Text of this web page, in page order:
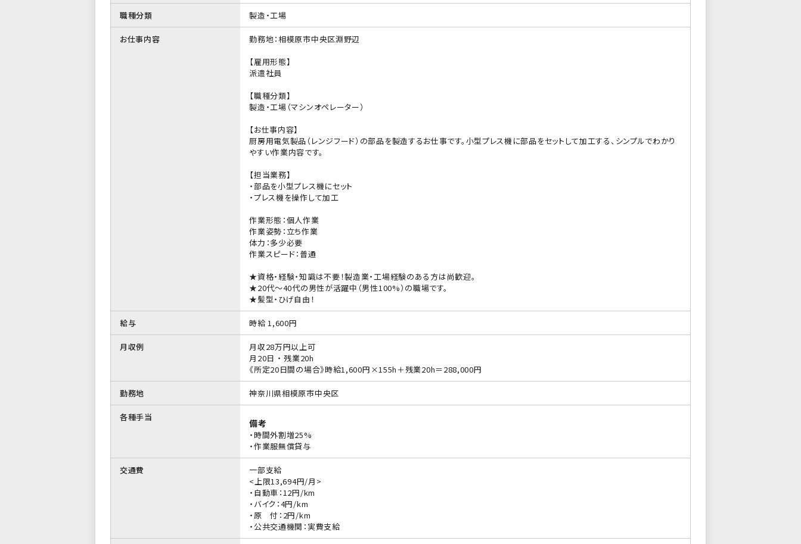
職種分類 製造・工場
お仕事内容
勤務地：相模原市中央区淵野辺
【雇用形態】
派遣社員
【職種分類】
製造・工場（マシンオペレーター）
【お仕事内容】
厨房用電気製品（レンジフード）の部品を製造するお仕事です。小型プレス機に部品をセットして加工する、シンプルでわかり
やすい作業内容です。
【担当業務】
・部品を小型プレス機にセット
・プレス機を操作して加工
作業形態：個人作業
作業姿勢：立ち作業
体力：多少必要
作業スピード：普通
★資格・経験・知識は不要！製造業・工場経験のある方は尚歓迎。
★20代〜40代の男性が活躍中（男性100%）の職場です。
★髪型・ひげ自由！
給与 時給 1,600円
月収例
月収28万円以上可
月20日 ・ 残業20h
《所定20日間の場合》時給1,600円×155h＋残業20h＝288,000円
勤務地 神奈川県相模原市中央区
各種手当
備考
・時間外割増25%
・作業服無償貸与
交通費
一部支給
<上限13,694円/月>
・自動車：12円/km
・バイク：4円/km
・原 付：2円/km
・公共交通機関：実費支給